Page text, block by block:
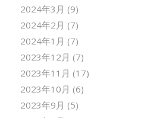
2024年3月 (9)
2024年2月 (7)
2024年1月 (7)
2023年12月 (7)
2023年11月 (17)
2023年10月 (6)
2023年9月 (5)